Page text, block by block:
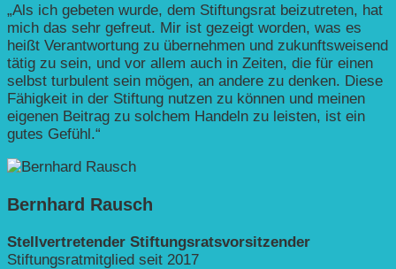
„Als ich gebeten wurde, dem Stiftungsrat beizutreten, hat
mich das sehr gefreut. Mir ist gezeigt worden, was es
heißt Verantwortung zu übernehmen und zukunftsweisend
tätig zu sein, und vor allem auch in Zeiten, die für einen
selbst turbulent sein mögen, an andere zu denken. Diese
Fähigkeit in der Stiftung nutzen zu können und meinen
eigenen Beitrag zu solchem Handeln zu leisten, ist ein
gutes Gefühl.“
Bernhard Rausch
Stellvertretender Stiftungsratsvorsitzender
Stiftungsratmitglied seit 2017